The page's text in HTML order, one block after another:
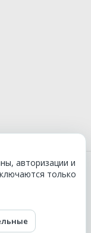
авторизации и
только